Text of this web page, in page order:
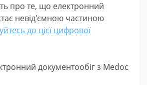
про те, що електронний
невід'ємною частиною
до цієї цифрової
документообіг з Medoc